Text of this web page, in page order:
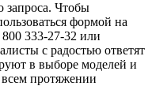
запроса. Чтобы
формой на
333-27-32 или
с радостью ответят
в выборе моделей и
всем протяжении